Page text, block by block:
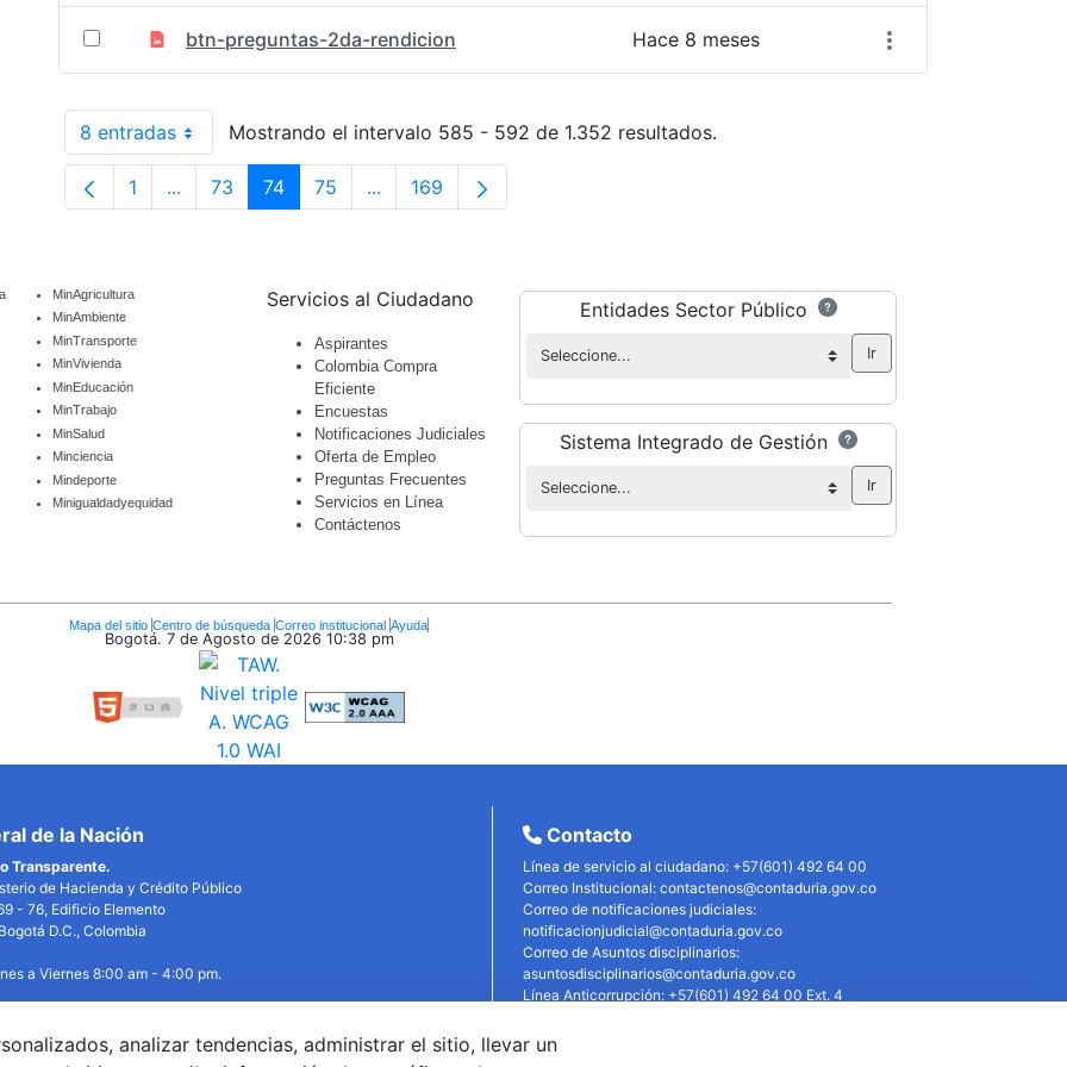
btn-preguntas-2da-rendicion Hace 8 meses
8 entradasPor páginaMostrando el intervalo 585 - 592 de 1.352 resultados.
Página
1 ...Páginas intermedias Use TAB para desplazarse.
Página
73 Página
74 Página
75 ...Páginas intermedias Use TAB para desplazarse.
Página
169
MinAgricultura
MinAmbiente
MinTransporte
MinVivienda
MinEducación
MinTrabajo
MinSalud
Minciencia
Mindeporte
Minigualdadyequidad
Servicios al Ciudadano
Aspirantes
Colombia Compra
Eficiente
Encuestas
Notificaciones Judiciales
Oferta de Empleo
Preguntas Frecuentes
Servicios en Línea
Contáctenos
Entidades Sector Público
Sistema Integrado de Gestión
Mapa del sitio Centro de búsqueda Correo institucional Ayuda
Bogotá. 7 de Agosto de 2026 10:38 pm
de la Nación
Transparente.
de Hacienda y Crédito Público
- 76, Edificio Elemento
D.C., Colombia
a Viernes 8:00 am - 4:00 pm.
X YouTube Facebook
Contacto
Línea de servicio al ciudadano: +57(601) 492 64 00
Correo Institucional: contactenos@contaduria.gov.co
Correo de notificaciones judiciales:
notificacionjudicial@contaduria.gov.co
Correo de Asuntos disciplinarios:
asuntosdisciplinarios@contaduria.gov.co
Línea Anticorrupción: +57(601) 492 64 00 Ext. 4
Política de derechos de autor
analizar tendencias, administrar el sitio, llevar un